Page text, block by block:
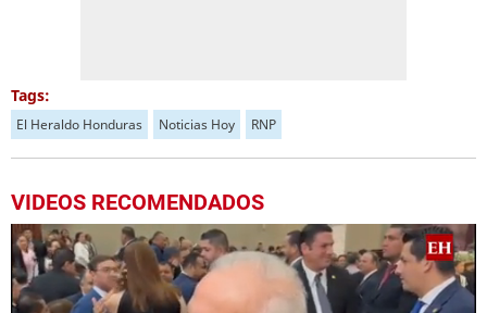
Tags:
El Heraldo Honduras Noticias Hoy RNP
VIDEOS RECOMENDADOS